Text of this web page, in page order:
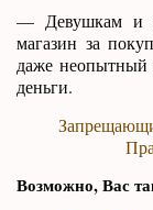
— Девушкам и
магазин за
даже неопытный
деньги.
Возможно, Вас